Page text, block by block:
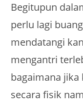
Begitupun
perlu lagi
mendatangi
mengantri
bagaimana
secara fisik